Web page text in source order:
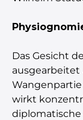
Das Gesicht
wirkt